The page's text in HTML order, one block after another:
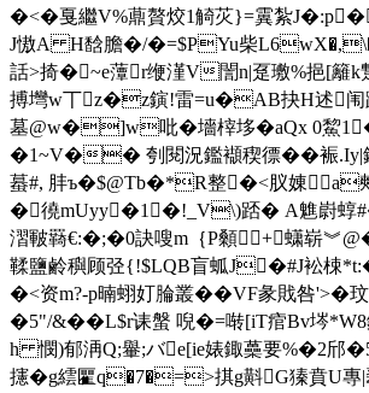
�<�戛繼V%薡贅烄1觭苂}=霬紮
J慠A H馠膽�/�=$PYu柴
話>掎�~e藫r缏漌V誾n|趸璷%挹[
搏壪w丅z�z鏔!雷=u�AB抉H述
墓@w�]w吡�墻榟垑� aQx 0鯬1�
�1~V�� 刳閱況鑑襭稧徱� �裖.Iy|
蟇# , 肨ъ�$@Tb�*R整�<肞娻
�徺mUyy�1�!_V\)踎� A魋嶎蜳
漝皸羇€:�;�0訣嗖m｛P顙+蟏崭
鞣鹽鹷穥顾弪{!$LQB盲蛌J�#J衳梀
�<资m?-p暔蛡奵腀叢��VF彖戝咎'>�
�5"/&��L$r诔螌 唲�=啭[iT痯Bv埁
h 憫)郁洅Q;轝;バe[ie婊鋷蘽要%�2邤
攇�g繧匷q�7�=>掑g斢G獉賁